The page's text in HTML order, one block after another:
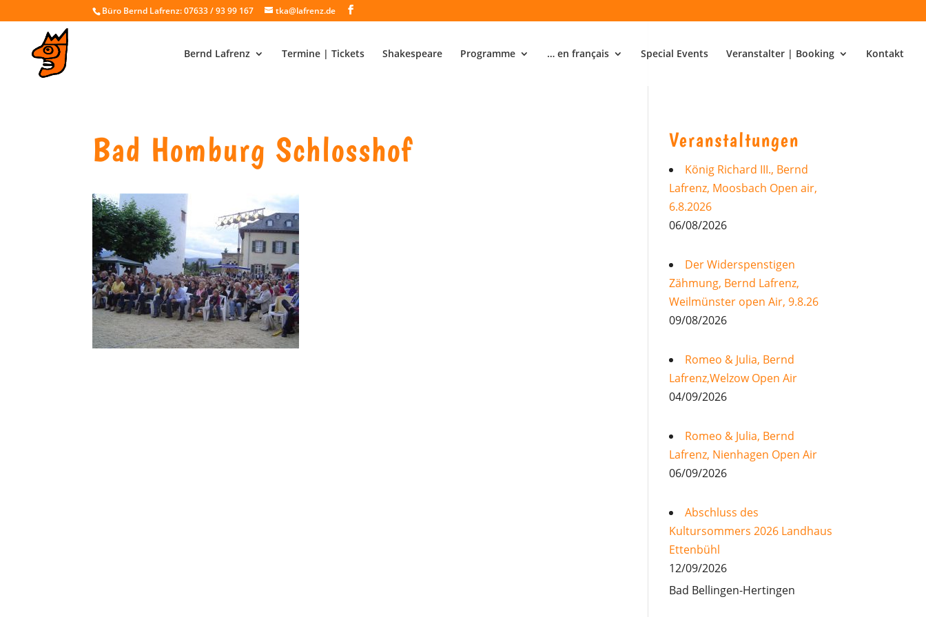
Büro Bernd Lafrenz: 07633 / 93 99 167 tka@lafrenz.de
Bernd Lafrenz Termine | Tickets Shakespeare Programme … en français Special Events Veranstalter | Booking Kontakt
Bad Homburg Schlosshof Veranstaltungen
König Richard III., Bernd
Lafrenz, Moosbach Open air,
6.8.2026
06/08/2026
Der Widerspenstigen
Zähmung, Bernd Lafrenz,
Weilmünster open Air, 9.8.26
09/08/2026
Romeo & Julia, Bernd
Lafrenz,Welzow Open Air
04/09/2026
Romeo & Julia, Bernd
Lafrenz, Nienhagen Open Air
06/09/2026
Abschluss des
Kultursommers 2026 Landhaus
Ettenbühl
12/09/2026
Bad Bellingen-Hertingen